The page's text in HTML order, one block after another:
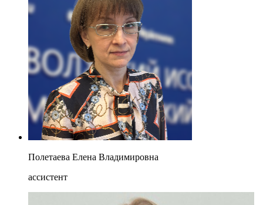
Полетаева Елена Владимировна
ассистент